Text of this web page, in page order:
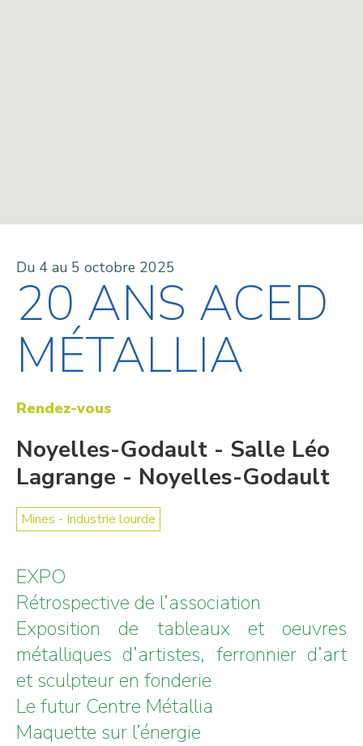
Du 4 au 5 octobre 2025
20 ANS ACED
MÉTALLIA
Rendez-vous
Noyelles-Godault - Salle Léo
Lagrange - Noyelles-Godault
Mines - Industrie lourde
EXPO
Rétrospective de l’association
Exposition de tableaux et oeuvres
métalliques d’artistes, ferronnier d’art
et sculpteur en fonderie
Le futur Centre Métallia
Maquette sur l’énergie